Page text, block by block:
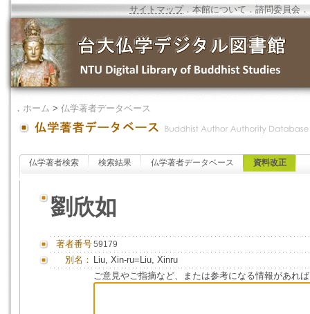
サイトマップ．本館について ．諮問委員会 ．
． ホーム > 仏学著者データベース
仏学著者検索 検索結果 仏学著者データベース 資料改正
劉欣如
著者番号59179
別名： Liu, Xin-ru=Liu, Xinru
ご意見やご指摘など、または参考になる情報があれ